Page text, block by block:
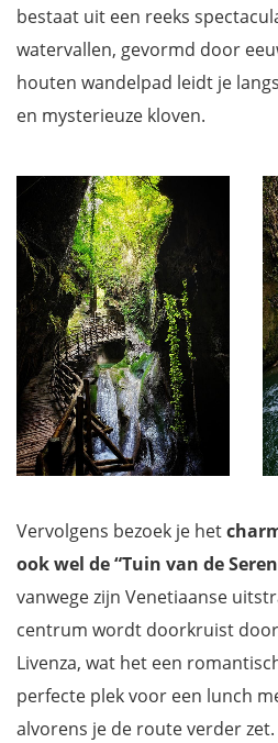
bestaat uit een reeks
watervallen, gevormd door
houten wandelpad leidt je
en mysterieuze kloven.
Vervolgens bezoek je het
ook wel de “Tuin van de
vanwege zijn Venetiaanse
centrum wordt doorkruist
Livenza, wat het een
perfecte plek voor een lunch
alvorens je de route verder zet.